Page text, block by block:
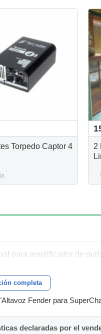
Torpedo Captor 4
2
para amplificador de
completa
Fender para
declaradas por el